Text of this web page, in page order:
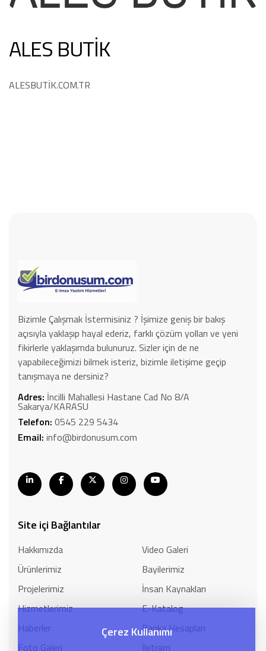
ALES BUTİK
ALESBUTİK.COM.TR
Bizimle Çalışmak İstermisiniz ? İşimize geniş bir bakış
açısıyla yaklaşıp hayal ederiz, farklı çözüm yolları ve yeni
fikirlerle yaklaşımda bulunuruz. Sizler için de ne
yapabileceğimizi bilmek isteriz, bizimle iletişime geçip
tanışmaya ne dersiniz?
Adres: İncilli Mahallesi Hastane Cad No 8/A
Sakarya/KARASU
Telefon: 0545 229 5434
Email: info@birdonusum.com
Site içi Bağlantılar
Hakkımızda
Ürünlerimiz
Projelerimiz
Hizmetlerimiz
Haberler
Foto Galeri
Video Galeri
Bayilerimiz
İnsan Kaynakları
E-Katalog
Banka Hesapları
İletişim
Çerez Kullanımı